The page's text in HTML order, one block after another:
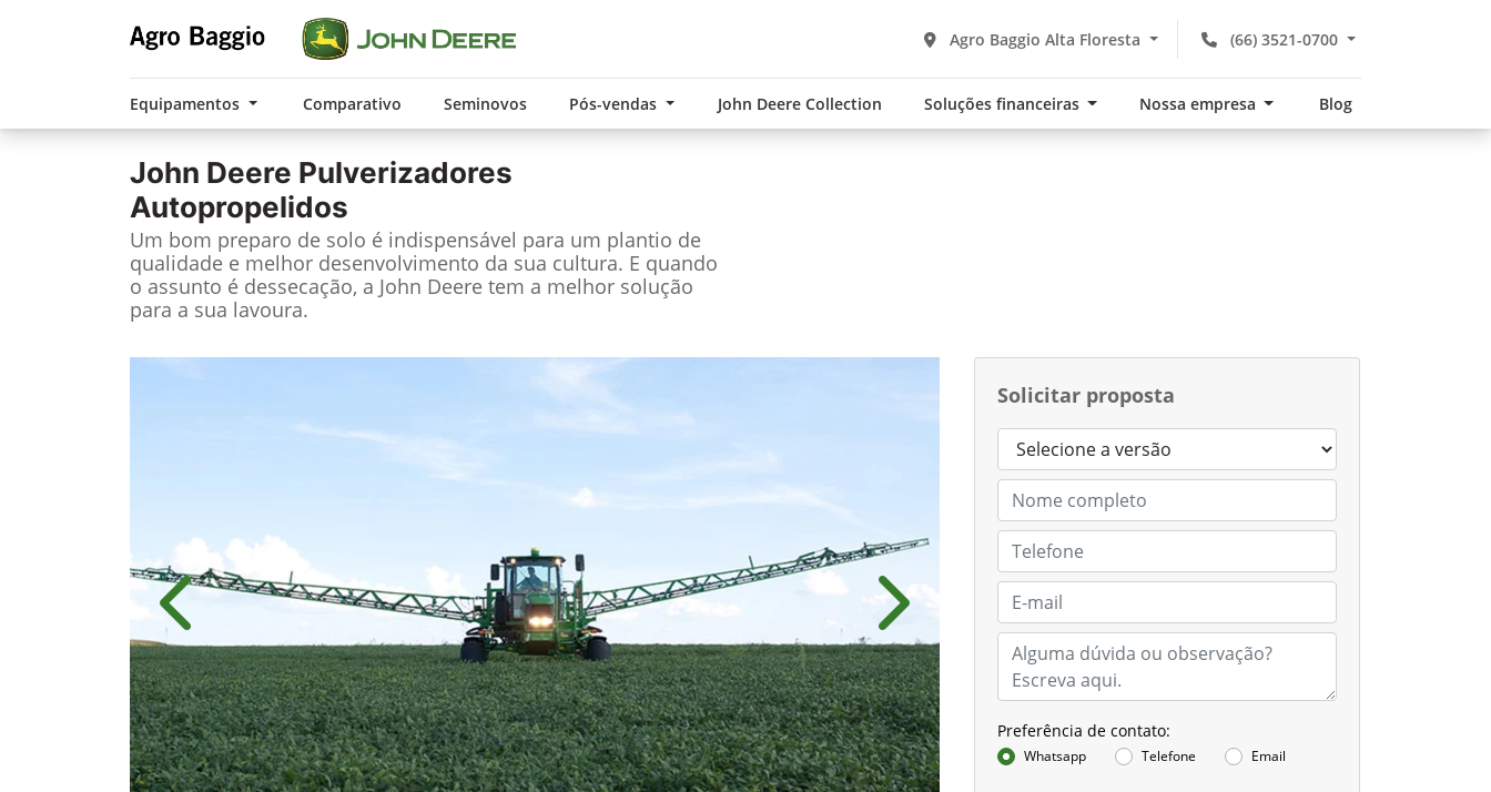
(66) 3521-0700
Agro Baggio Alta Floresta
Equipamentos Comparativo Seminovos Pós-vendas John Deere Collection Soluções financeiras Nossa empresa Blog
John Deere Pulverizadores
Autopropelidos
Um bom preparo de solo é indispensável para um plantio de
qualidade e melhor desenvolvimento da sua cultura. E quando
o assunto é dessecação, a John Deere tem a melhor solução
para a sua lavoura.
Solicitar proposta
Preferência de contato:
Whatsapp Telefone Email
Anterior Próximo